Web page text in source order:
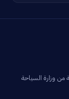
وزارة السياحة